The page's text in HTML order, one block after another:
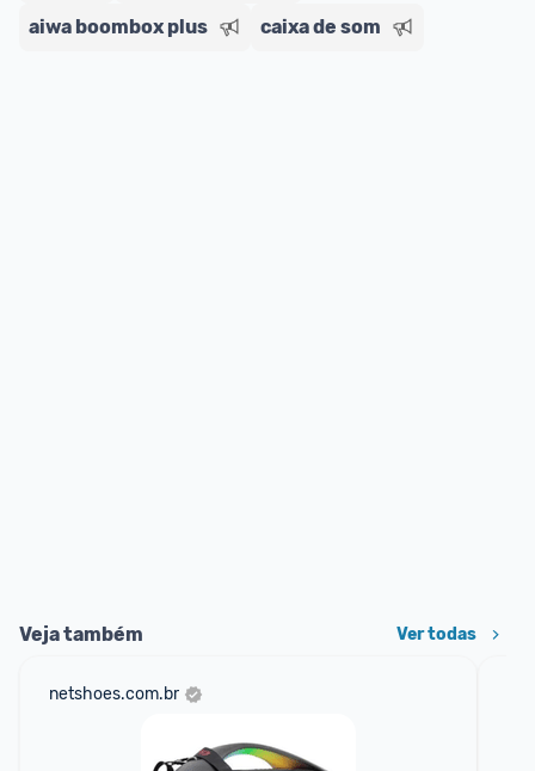
aiwa boombox plus caixa de som
Veja também Ver todas
netshoes.com.br